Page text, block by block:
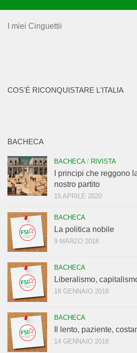
I miei Cinguettii
COS'È RICONQUISTARE L'ITALIA
BACHECA
BACHECA/ RIVISTA
I principi che reggono
nostro partito
15 APRILE 2020
BACHECA
La politica nobile
9 MARZO 2018
BACHECA
Liberalismo,
18 GENNAIO 2018
BACHECA
Il lento, paziente,
14 GENNAIO 2018